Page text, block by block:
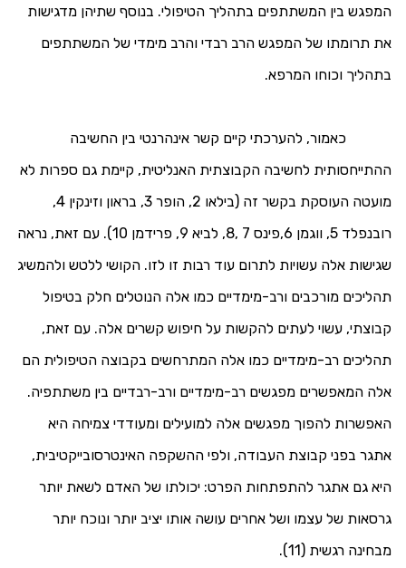
המפגש בין המשתתפים בתהליך הטיפולי. בנוסף שתיהן מדגישות
את תרומתו של המפגש הרב רבדי והרב מימדי של המשתתפים
בתהליך וכוחו המרפא.
כאמור, להערכתי קיים קשר אינהרנטי בין החשיבה
ההתייחסותית לחשיבה הקבוצתית האנליטית, קיימת גם ספרות לא
מועטה העוסקת בקשר זה (בילאו 2, הופר 3, בראון וזינקין 4,
רובנפלד 5, ווגמן 6,פינס 7 ,8, לביא 9, פרידמן 10). עם זאת, נראה
שגישות אלה עשויות לתרום עוד רבות זו לזו. הקושי ללטש ולהמשיג
תהליכים מורכבים ורב-מימדיים כמו אלה הנוטלים חלק בטיפול
קבוצתי, עשוי לעתים להקשות על חיפוש קשרים אלה. עם זאת,
תהליכים רב-מימדיים כמו אלה המתרחשים בקבוצה הטיפולית הם
אלה המאפשרים מפגשים רב-מימדיים ורב-רבדיים בין משתתפיה.
האפשרות להפוך מפגשים אלה למועילים ומעודדי צמיחה היא
אתגר בפני קבוצת העבודה, ולפי ההשקפה האינטרסובייקטיבית,
היא גם אתגר להתפתחות הפרט: יכולתו של האדם לשאת יותר
גרסאות של עצמו ושל אחרים עושה אותו יציב יותר ונוכח יותר
מבחינה רגשית (11).